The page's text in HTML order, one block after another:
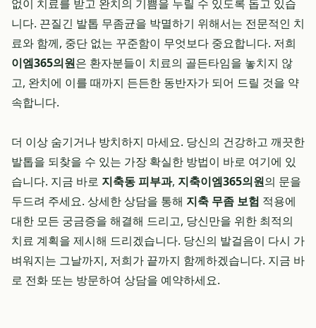
없이 치료를 받고 완치의 기쁨을 누릴 수 있도록 돕고 있습
니다. 끈질긴 발톱 무좀균을 박멸하기 위해서는 전문적인 치
료와 함께, 중단 없는 꾸준함이 무엇보다 중요합니다. 저희
이엠365의원은 환자분들이 치료의 골든타임을 놓치지 않
고, 완치에 이를 때까지 든든한 동반자가 되어 드릴 것을 약
속합니다.
더 이상 숨기거나 방치하지 마세요. 당신의 건강하고 깨끗한
발톱을 되찾을 수 있는 가장 확실한 방법이 바로 여기에 있
습니다. 지금 바로 지축동 피부과, 지축이엠365의원의 문을
두드려 주세요. 상세한 상담을 통해 지축 무좀 보험 적용에
대한 모든 궁금증을 해결해 드리고, 당신만을 위한 최적의
치료 계획을 제시해 드리겠습니다. 당신의 발걸음이 다시 가
벼워지는 그날까지, 저희가 끝까지 함께하겠습니다. 지금 바
로 전화 또는 방문하여 상담을 예약하세요.